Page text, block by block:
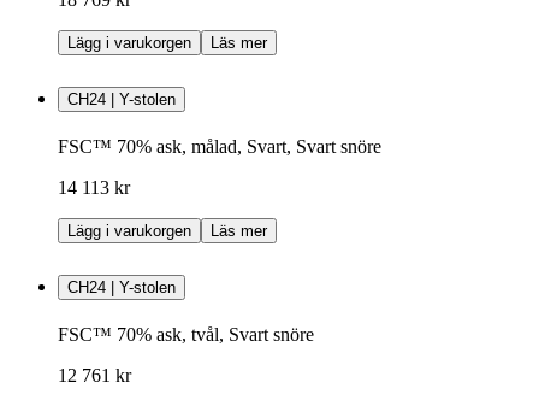
Lägg i varukorgen Läs mer
CH24 | Y-stolen
FSC™ 70% ask, målad, Svart, Svart snöre
14 113 kr
Lägg i varukorgen Läs mer
CH24 | Y-stolen
FSC™ 70% ask, tvål, Svart snöre
12 761 kr